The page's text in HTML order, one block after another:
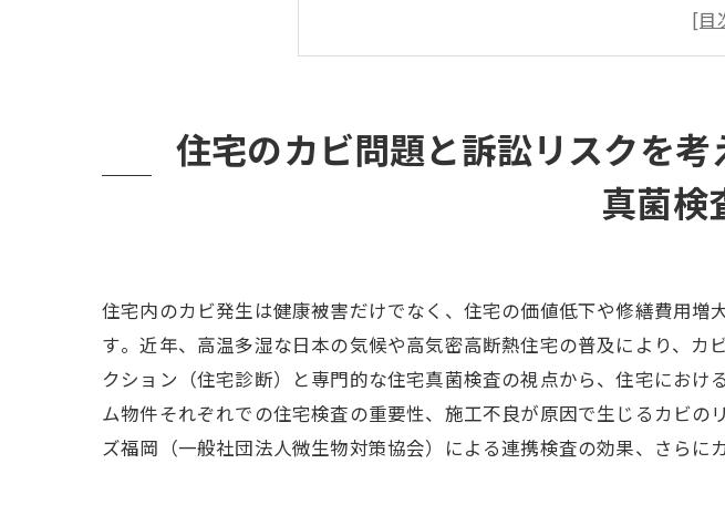
ホームインスペクターと住宅真菌検査の
まとめ
住宅のカビ問題と訴訟リスクを
真菌検
住宅内のカビ発生は健康被害だけでなく、住宅の価値低下や修繕費用
す​。近年、高温多湿な日本の気候や高気密高断熱住宅の普及により、
クション（住宅診断）と専門的な住宅真菌検査の視点から、住宅にお
ム物件それぞれでの住宅検査の重要性、施工不良が原因で生じるカビ
ズ福岡（一般社団法人微生物対策協会）による連携検査の効果、さらに